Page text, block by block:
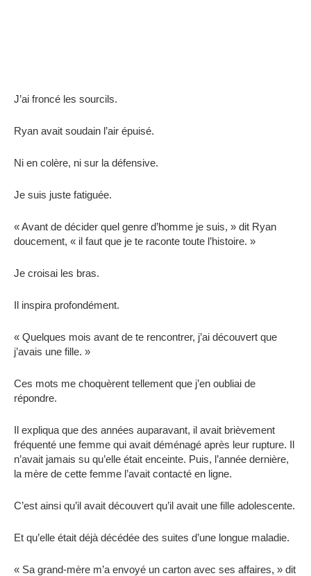
J’ai froncé les sourcils.
Ryan avait soudain l’air épuisé.
Ni en colère, ni sur la défensive.
Je suis juste fatiguée.
« Avant de décider quel genre d’homme je suis, » dit Ryan
doucement, « il faut que je te raconte toute l’histoire. »
Je croisai les bras.
Il inspira profondément.
« Quelques mois avant de te rencontrer, j’ai découvert que
j’avais une fille. »
Ces mots me choquèrent tellement que j’en oubliai de
répondre.
Il expliqua que des années auparavant, il avait brièvement
fréquenté une femme qui avait déménagé après leur rupture. Il
n’avait jamais su qu’elle était enceinte. Puis, l’année dernière,
la mère de cette femme l’avait contacté en ligne.
C’est ainsi qu’il avait découvert qu’il avait une fille adolescente.
Et qu’elle était déjà décédée des suites d’une longue maladie.
« Sa grand-mère m’a envoyé un carton avec ses affaires, » dit